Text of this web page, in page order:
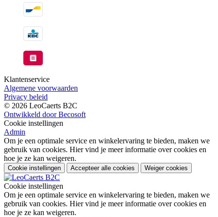
Klantenservice
Algemene voorwaarden
Privacy beleid
© 2026 LeoCaerts B2C
Ontwikkeld door Becosoft
Cookie instellingen
Admin
Om je een optimale service en winkelervaring te bieden, maken we
gebruik van cookies. Hier vind je meer informatie over cookies en
hoe je ze kan weigeren.
Cookie instellingen Accepteer alle cookies Weiger cookies
Cookie instellingen
Om je een optimale service en winkelervaring te bieden, maken we
gebruik van cookies. Hier vind je meer informatie over cookies en
hoe je ze kan weigeren.